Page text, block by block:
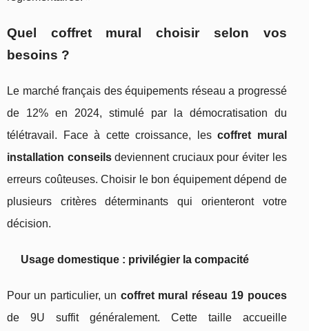
Quel coffret mural choisir selon vos
besoins ?
Le marché français des équipements réseau a progressé
de 12% en 2024, stimulé par la démocratisation du
télétravail. Face à cette croissance, lescoffret mural
installation conseilsdeviennent cruciaux pour éviter les
erreurs coûteuses. Choisir le bon équipement dépend de
plusieurs critères déterminants qui orienteront votre
décision.
Usage domestique : privilégier la compacité
Pour un particulier, un coffret mural réseau 19 pouces
de 9U suffit généralement. Cette taille accueille